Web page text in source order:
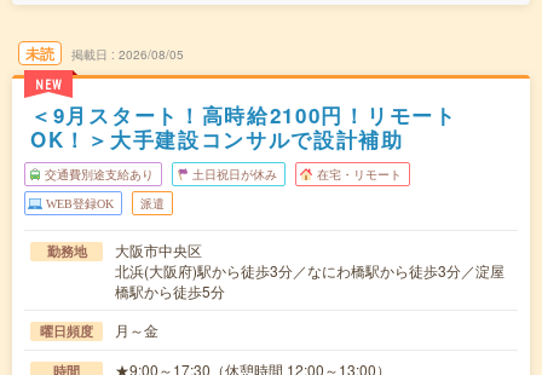
未読
NEW
掲載日 2026/08/05
＜9月スタート！高時給2100円！リモート
OK！＞大手建設コンサルで設計補助
交通費別途支給あり 土日祝日が休み 在宅・リモート
WEB登録OK 派遣
勤務地
大阪市中央区
北浜(大阪府)駅から徒歩3分／なにわ橋駅から徒歩3分／淀屋
橋駅から徒歩5分
曜日頻度 月～金
時間 ★9:00～17:30（休憩時間 12:00～13:00）